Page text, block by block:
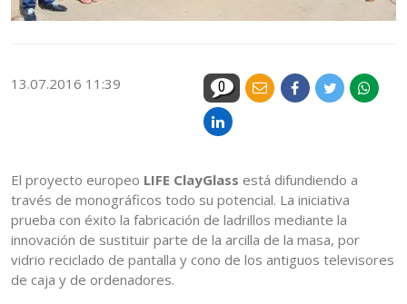
13.07.2016 11:39 0
El proyecto europeo LIFE ClayGlass está difundiendo a
través de monográficos todo su potencial. La iniciativa
prueba con éxito la fabricación de ladrillos mediante la
innovación de sustituir parte de la arcilla de la masa, por
vidrio reciclado de pantalla y cono de los antiguos televisores
de caja y de ordenadores.